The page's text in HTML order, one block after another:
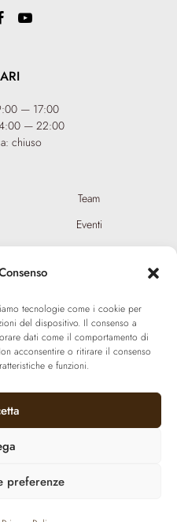
tecnologie come i cookie per
del dispositivo. Il consenso a
dati come il comportamento di
acconsentire o ritirare il consenso
e funzioni.
preferenze
Team
Eventi
Diventa Hair Spa
Regala un’esperienza
Biotecnologia esclusiva
— 17:00
— 22:00
chiuso